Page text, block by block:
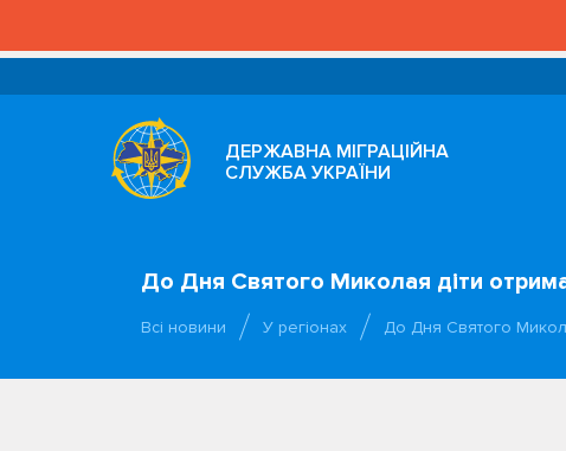
ДЕРЖАВНА МІГРАЦІЙНА
СЛУЖБА УКРАЇНИ
До Дня Святого Миколая діти
Всі новини У регіонах До Дня Святого